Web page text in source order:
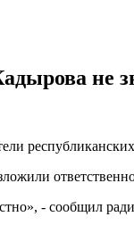
не
- сообщил